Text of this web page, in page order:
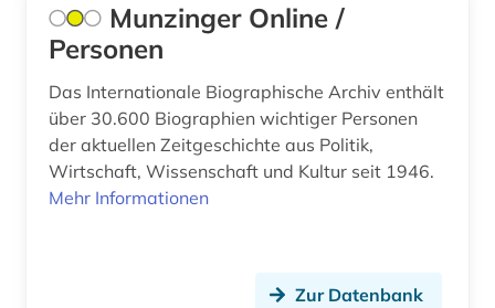
altnorwegisch (1)
altokzitanisch (3)
altorientalistik (2)
Munzinger Online /
Personen
Das Internationale Biographische Archiv enthält
über 30.600 Biographien wichtiger Personen
der aktuellen Zeitgeschichte aus Politik,
Wirtschaft, Wissenschaft und Kultur seit 1946.
Mehr Informationen
Zur Datenbank